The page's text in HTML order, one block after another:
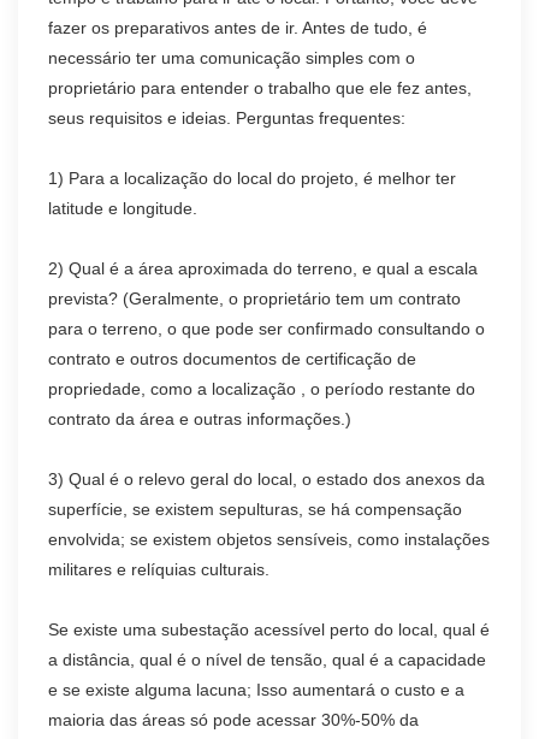
fazer os preparativos antes de ir. Antes de tudo, é
necessário ter uma comunicação simples com o
proprietário para entender o trabalho que ele fez antes,
seus requisitos e ideias. Perguntas frequentes:
1) Para a localização do local do projeto, é melhor ter
latitude e longitude.
2) Qual é a área aproximada do terreno, e qual a escala
prevista? (Geralmente, o proprietário tem um contrato
para o terreno, o que pode ser confirmado consultando o
contrato e outros documentos de certificação de
propriedade, como a localização , o período restante do
contrato da área e outras informações.)
3) Qual é o relevo geral do local, o estado dos anexos da
superfície, se existem sepulturas, se há compensação
envolvida; se existem objetos sensíveis, como instalações
militares e relíquias culturais.
Se existe uma subestação acessível perto do local, qual é
a distância, qual é o nível de tensão, qual é a capacidade
e se existe alguma lacuna; Isso aumentará o custo e a
maioria das áreas só pode acessar 30%-50% da